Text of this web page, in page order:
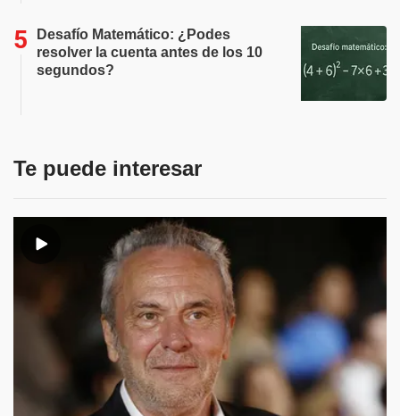
Desafío Matemático: ¿Podes
resolver la cuenta antes de los 10
segundos?
Te puede interesar